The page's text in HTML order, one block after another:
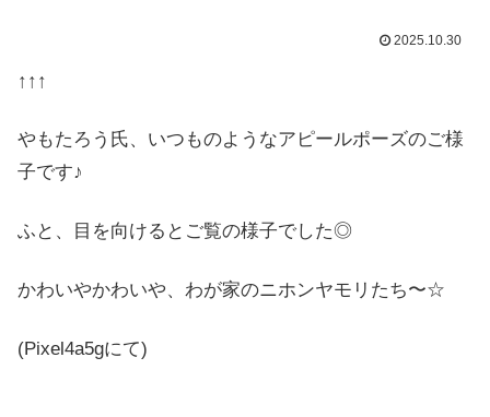
2025.10.30
↑↑↑
やもたろう氏、いつものようなアピールポーズのご様
子です♪
ふと、目を向けるとご覧の様子でした◎
かわいやかわいや、わが家のニホンヤモリたち〜☆
(Pixel4a5gにて)